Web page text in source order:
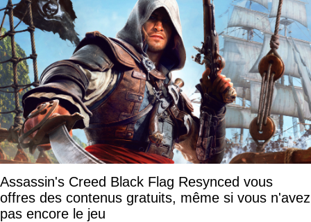
Assassin's Creed Black Flag Resynced vous
offres des contenus gratuits, même si vous n'avez
pas encore le jeu